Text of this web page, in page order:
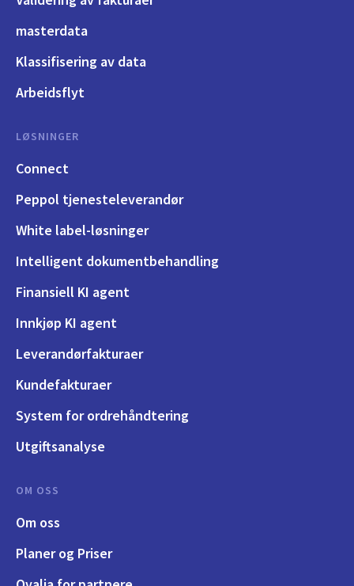
masterdata
Klassifisering av data
Arbeidsflyt
LØSNINGER
Connect
Peppol tjenesteleverandør
White label-løsninger
Intelligent dokumentbehandling
Finansiell KI agent
Innkjøp KI agent
Leverandørfakturaer
Kundefakturaer
System for ordrehåndtering
Utgiftsanalyse
OM OSS
Om oss
Planer og Priser